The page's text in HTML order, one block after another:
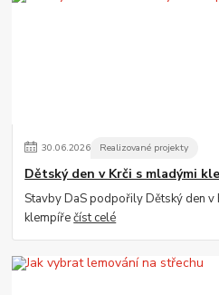
30.06.2026 Realizované projekty
Dětský den v Krči s mladými
Stavby DaS podpořily Dětský den v
klempířečíst celé